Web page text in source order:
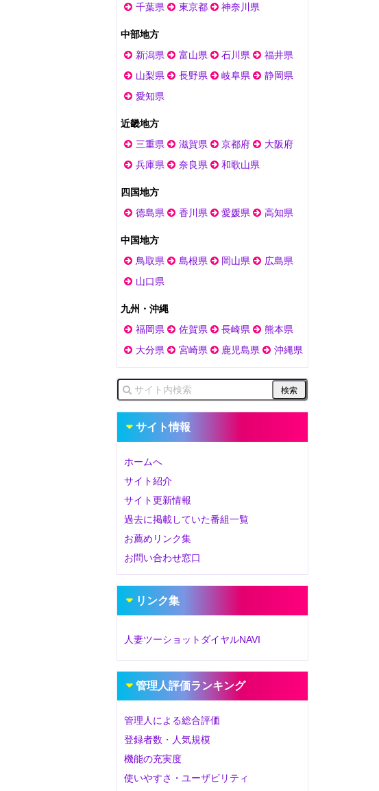
千葉県
東京都 神奈川県
中部地方
新潟県
富山県 石川県
福井県
山梨県
長野県 岐阜県
静岡県
愛知県
近畿地方
三重県
滋賀県 京都府
大阪府
兵庫県
奈良県 和歌山県
四国地方
徳島県
香川県 愛媛県 高知県
中国地方
鳥取県
島根県 岡山県
広島県
山口県
九州・沖縄
福岡県
佐賀県 長崎県
熊本県
大分県
宮崎県 鹿児島県 沖縄県
サイト情報
ホームへ
サイト紹介
サイト更新情報
過去に掲載していた番組一覧
お薦めリンク集
お問い合わせ窓口
リンク集
人妻ツーショットダイヤルNAVI
管理人評価ランキング
管理人による総合評価
登録者数・人気規模
機能の充実度
使いやすさ・ユーザビリティ